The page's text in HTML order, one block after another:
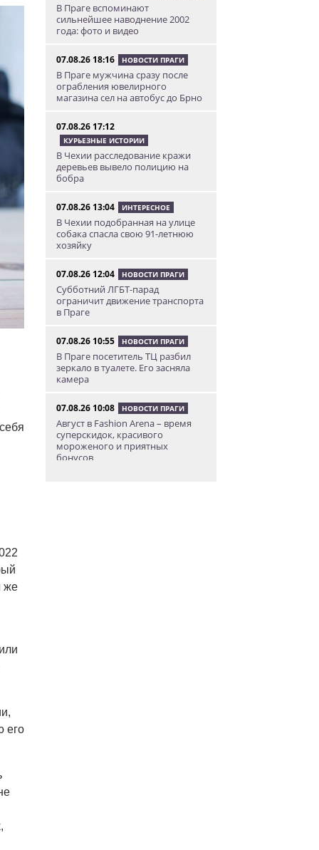
же
его
В Праге вспоминают
сильнейшее наводнение 2002
года: фото и видео
07.08.26 18:16 НОВОСТИ ПРАГИ
В Праге мужчина сразу после
ограбления ювелирного
магазина сел на автобус до Брно
07.08.26 17:12
КУРЬЕЗНЫЕ ИСТОРИИ
В Чехии расследование кражи
деревьев вывело полицию на
бобра
07.08.26 13:04 ИНТЕРЕСНОЕ
В Чехии подобранная на улице
собака спасла свою 91-летнюю
хозяйку
07.08.26 12:04 НОВОСТИ ПРАГИ
Субботний ЛГБТ-парад
ограничит движение транспорта
в Праге
07.08.26 10:55 НОВОСТИ ПРАГИ
В Праге посетитель ТЦ разбил
зеркало в туалете. Его засняла
камера
07.08.26 10:08 НОВОСТИ ПРАГИ
Август в Fashion Arena – время
суперскидок, красивого
мороженого и приятных
бонусов